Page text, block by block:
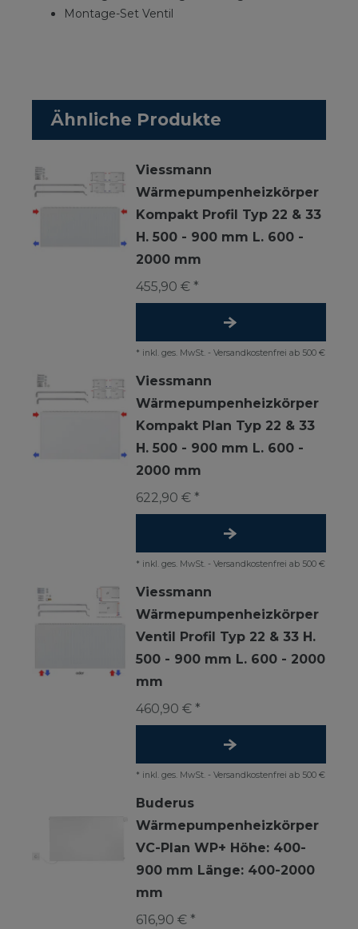
Montage-Set Ventil
Ähnliche Produkte
Viessmann
Wärmepumpenheizkörper
Kompakt Profil Typ 22 & 33
H. 500 - 900 mm L. 600 -
2000 mm
455,90 € *
* inkl. ges. MwSt. - Versandkostenfrei ab 500 €
Viessmann
Wärmepumpenheizkörper
Kompakt Plan Typ 22 & 33
H. 500 - 900 mm L. 600 -
2000 mm
622,90 € *
* inkl. ges. MwSt. - Versandkostenfrei ab 500 €
Viessmann
Wärmepumpenheizkörper
Ventil Profil Typ 22 & 33 H.
500 - 900 mm L. 600 - 2000
mm
460,90 € *
* inkl. ges. MwSt. - Versandkostenfrei ab 500 €
Buderus
Wärmepumpenheizkörper
VC-Plan WP+ Höhe: 400-
900 mm Länge: 400-2000
mm
616,90 € *